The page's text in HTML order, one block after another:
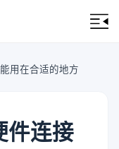
用在合适的地方
件连接